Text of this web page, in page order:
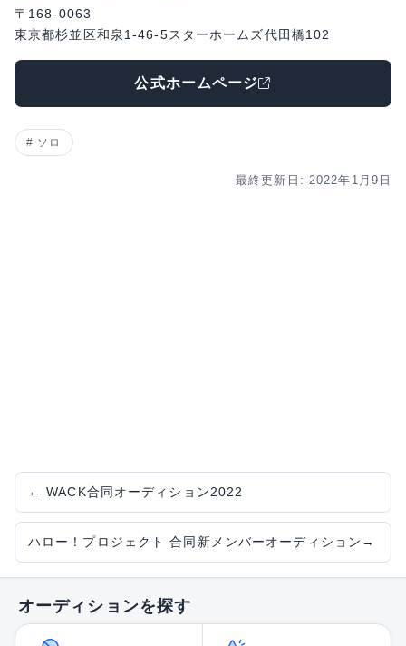
〒168-0063
東京都杉並区和泉1-46-5スターホームズ代田橋102
公式ホームページ
ソロ
最終更新日: 2022年1月9日
← WACK合同オーディション2022
ハロー！プロジェクト 合同新メンバーオーディション →
オーディションを探す